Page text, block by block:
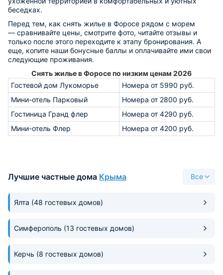
беседках.
Перед тем, как снять жилье в Форосе рядом с морем
— сравнивайте цены, смотрите фото, читайте отзывы и
только после этого переходите к этапу бронирования. А
еще, копите наши бонусные баллы и оплачивайте ими свои
следующие проживания.
Снять жилье в Форосе по низким ценам 2026
Гостевой дом Лукоморье
Номера от 5990 руб.
Мини-отель Парковый
Номера от 2800 руб.
Гостиница Гранд флер
Номера от 4290 руб.
Мини-отель Флер
Номера от 4200 руб.
Лучшие частные дома Крыма Все
Ялта (48 гостевых домов)
Симферополь (13 гостевых домов)
Керчь (8 гостевых домов)